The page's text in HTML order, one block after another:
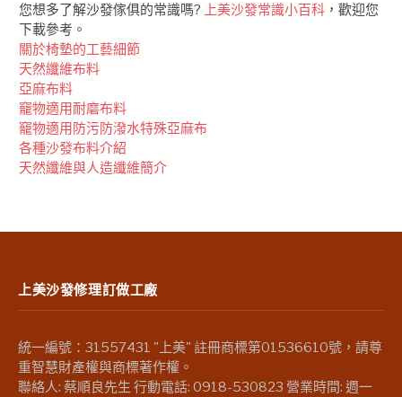
您想多了解沙發傢俱的常識嗎? 上美沙發常識小百科 ，歡迎您
下載參考。
關於椅墊的工藝細節
天然纖維布料
亞麻布料
竉物適用耐磨布料
竉物適用防污防潑水特殊亞麻布
各種沙發布料介紹
天然纖維與人造纖維簡介
上美沙發修理訂做工廠
統一編號：31557431 "上美" 註冊商標第01536610號，請尊
重智慧財產權與商標著作權。
聯絡人: 蔡順良先生 行動電話: 0918-530823 營業時間: 週一